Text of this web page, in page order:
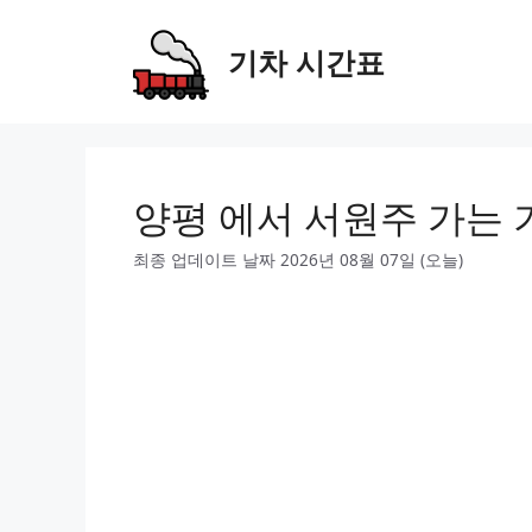
기차 시간표
양평 에서 서원주 가는
최종 업데이트 날짜 2026년 08월 07일 (오늘)